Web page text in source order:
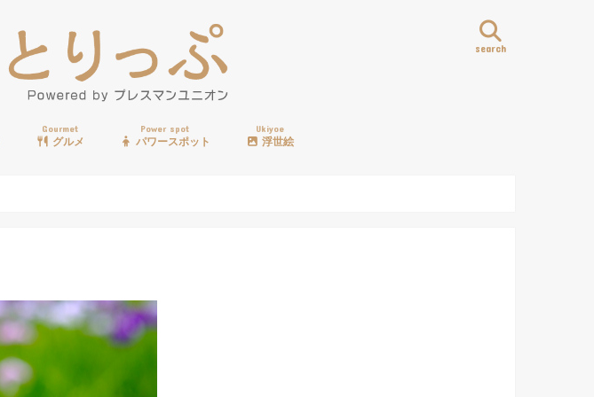
search
Gourmet
グルメ
Power spot
パワースポット
Ukiyoe
浮世絵